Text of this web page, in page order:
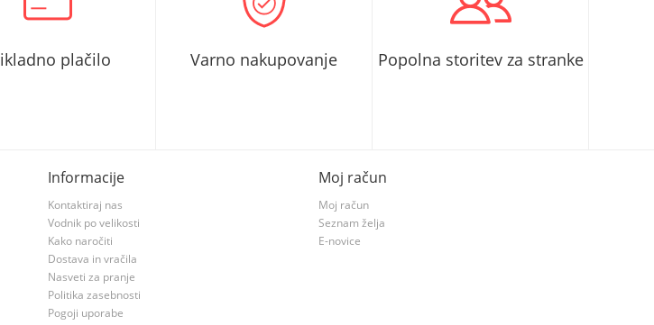
plačilo Varno nakupovanje Popolna storitev za stranke
Informacije
Kontaktiraj nas
Vodnik po velikosti
Kako naročiti
Dostava in vračila
Nasveti za pranje
Politika zasebnosti
Pogoji uporabe
Moj račun
Moj račun
Seznam želja
E-novice